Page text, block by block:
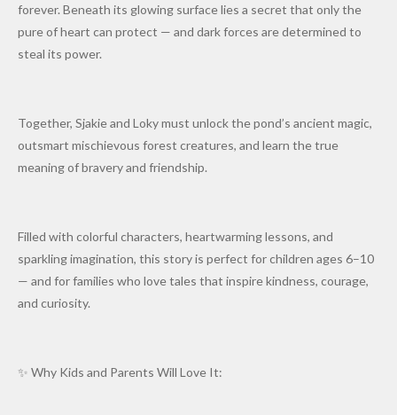
forever. Beneath its glowing surface lies a secret that only the
pure of heart can protect — and dark forces are determined to
steal its power.
Together, Sjakie and Loky must unlock the pond’s ancient magic,
outsmart mischievous forest creatures, and learn the true
meaning of bravery and friendship.
Filled with colorful characters, heartwarming lessons, and
sparkling imagination, this story is perfect for children ages 6–10
— and for families who love tales that inspire kindness, courage,
and curiosity.
✨ Why Kids and Parents Will Love It: